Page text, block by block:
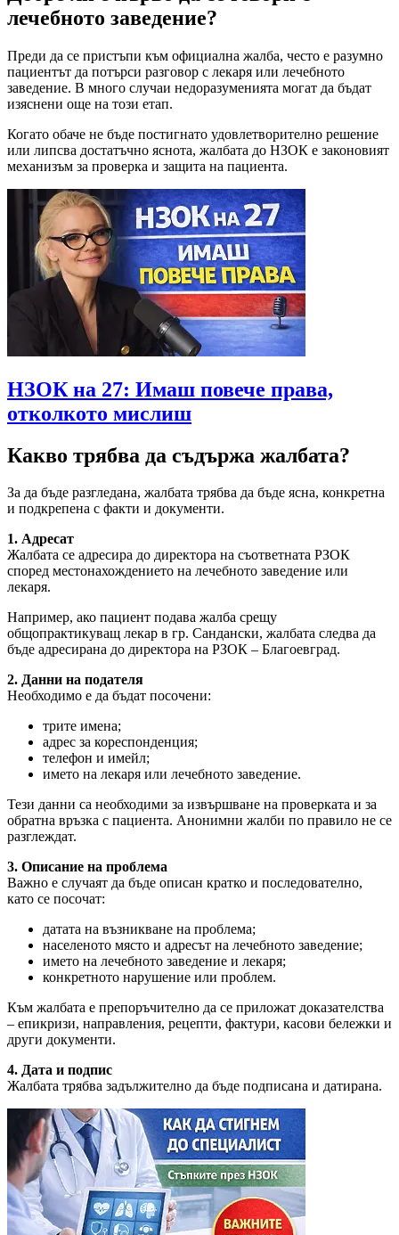
лечебното заведение?
Преди да се пристъпи към официална жалба, често е разумно
пациентът да потърси разговор с лекаря или лечебното
заведение. В много случаи недоразуменията могат да бъдат
изяснени още на този етап.
Когато обаче не бъде постигнато удовлетворително решение
или липсва достатъчно яснота, жалбата до НЗОК е законовият
механизъм за проверка и защита на пациента.
НЗОК на 27: Имаш повече права,
отколкото мислиш
Какво трябва да съдържа жалбата?
За да бъде разгледана, жалбата трябва да бъде ясна, конкретна
и подкрепена с факти и документи.
1. Адресат
Жалбата се адресира до директора на съответната РЗОК
според местонахождението на лечебното заведение или
лекаря.
Например, ако пациент подава жалба срещу
общопрактикуващ лекар в гр. Сандански, жалбата следва да
бъде адресирана до директора на РЗОК – Благоевград.
2. Данни на подателя
Необходимо е да бъдат посочени:
трите имена;
адрес за кореспонденция;
телефон и имейл;
името на лекаря или лечебното заведение.
Тези данни са необходими за извършване на проверката и за
обратна връзка с пациента. Анонимни жалби по правило не се
разглеждат.
3. Описание на проблема
Важно е случаят да бъде описан кратко и последователно,
като се посочат:
датата на възникване на проблема;
населеното място и адресът на лечебното заведение;
името на лечебното заведение и лекаря;
конкретното нарушение или проблем.
Към жалбата е препоръчително да се приложат доказателства
– епикризи, направления, рецепти, фактури, касови бележки и
други документи.
4. Дата и подпис
Жалбата трябва задължително да бъде подписана и датирана.